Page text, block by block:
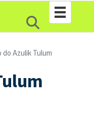
do Azulik Tulum